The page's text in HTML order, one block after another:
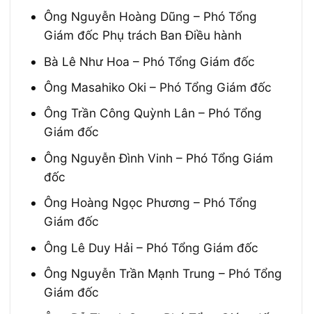
Ông Nguyễn Hoàng Dũng – Phó Tổng
Giám đốc Phụ trách Ban Điều hành
Bà Lê Như Hoa – Phó Tổng Giám đốc
Ông Masahiko Oki – Phó Tổng Giám đốc
Ông Trần Công Quỳnh Lân – Phó Tổng
Giám đốc
Ông Nguyễn Đình Vinh – Phó Tổng Giám
đốc
Ông Hoàng Ngọc Phương – Phó Tổng
Giám đốc
Ông Lê Duy Hải – Phó Tổng Giám đốc
Ông Nguyễn Trần Mạnh Trung – Phó Tổng
Giám đốc